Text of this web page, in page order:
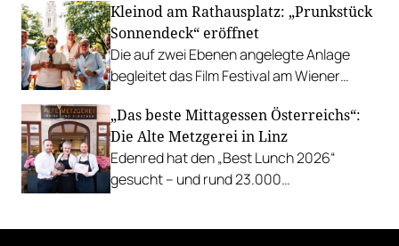
Richard Rauch kocht in der Riederalm
u.v.m.
Kleinod am Rathausplatz: „Prunkstück
Sonnendeck“ eröffnet
Die auf zwei Ebenen angelegte Anlage
begleitet das Film Festival am Wiener
mit Cocktails, Snacks und
Veranstaltungsprogramm.
„Das beste Mittagessen Österreichs“:
Die Alte Metzgerei in Linz
Edenred hat den „Best Lunch 2026“
gesucht – und rund 23.000